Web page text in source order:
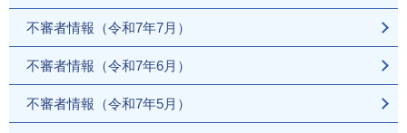
不審者情報（令和7年7月）
不審者情報（令和7年6月）
不審者情報（令和7年5月）